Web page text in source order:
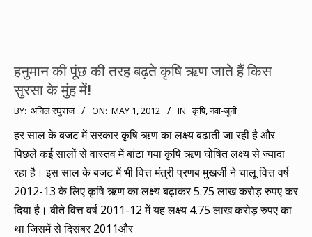
हनुमान की पूंछ की तरह बढ़ते कृषि ऋण जाते हैं किस
सुरसा के मुंह में!
2012-
01
BY: अनिल रघुराज ON: MAY 1, 2012 IN: कृषि,नवा-जूनी
हर साल के बजट में सरकार कृषि ऋण का लक्ष्य बढ़ाती जा रही है और
पिछले कई सालों से वास्तव में बांटा गया कृषि ऋण घोषित लक्ष्य से ज्यादा
रहा है। इस साल के बजट में भी वित्त मंत्री प्रणब मुखर्जी ने चालू वित्त वर्ष
2012-13 के लिए कृषि ऋण का लक्ष्य बढ़ाकर 5.75 लाख करोड़ रुपए कर
दिया है। बीते वित्त वर्ष 2011-12 में यह लक्ष्य 4.75 लाख करोड़ रुपए का
था जिसमें से दिसंबर 2011और